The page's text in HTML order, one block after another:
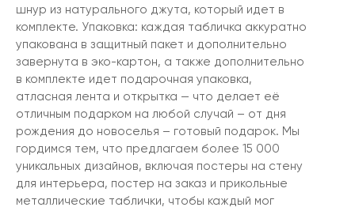
шнур из натурального джута, который идет в
комплекте. Упаковка: каждая табличка аккуратно
упакована в защитный пакет и дополнительно
завернута в эко-картон, а также дополнительно
в комплекте идет подарочная упаковка,
атласная лента и открытка — что делает её
отличным подарком на любой случай – от дня
рождения до новоселья – готовый подарок. Мы
гордимся тем, что предлагаем более 15 000
уникальных дизайнов, включая постеры на стену
для интерьера, постер на заказ и прикольные
металлические таблички, чтобы каждый мог